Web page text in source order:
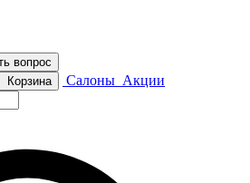
вопрос
Корзина Салоны Акции